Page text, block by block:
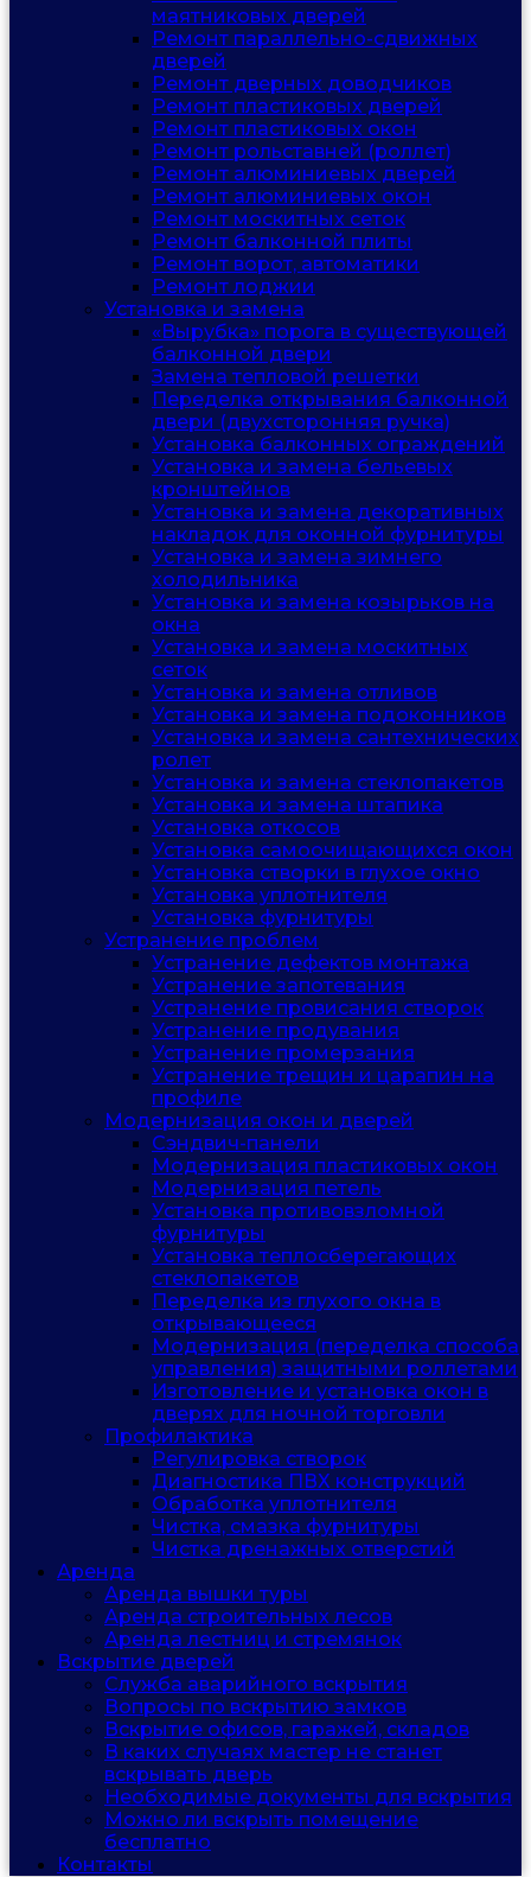
маятниковых дверей
Ремонт параллельно-сдвижных
дверей
Ремонт дверных доводчиков
Ремонт пластиковых дверей
Ремонт пластиковых окон
Ремонт рольставней (роллет)
Ремонт алюминиевых дверей
Ремонт алюминиевых окон
Ремонт москитных сеток
Ремонт балконной плиты
Ремонт ворот, автоматики
Ремонт лоджии
Установка и замена
«Вырубка» порога в существующей
балконной двери
Замена тепловой решетки
Переделка открывания балконной
двери (двухсторонняя ручка)
Установка балконных ограждений
Установка и замена бельевых
кронштейнов
Установка и замена декоративных
накладок для оконной фурнитуры
Установка и замена зимнего
холодильника
Установка и замена козырьков на
окна
Установка и замена москитных
сеток
Установка и замена отливов
Установка и замена подоконников
Установка и замена сантехнических
ролет
Установка и замена стеклопакетов
Установка и замена штапика
Установка откосов
Установка самоочищающихся окон
Установка створки в глухое окно
Установка уплотнителя
Установка фурнитуры
Устранение проблем
Устранение дефектов монтажа
Устранение запотевания
Устранение провисания створок
Устранение продувания
Устранение промерзания
Устранение трещин и царапин на
профиле
Модернизация окон и дверей
Сэндвич-панели
Модернизация пластиковых окон
Модернизация петель
Установка противовзломной
фурнитуры
Установка теплосберегающих
стеклопакетов
Переделка из глухого окна в
открывающееся
Модернизация (переделка способа
управления) защитными роллетами
Изготовление и установка окон в
дверях для ночной торговли
Профилактика
Регулировка створок
Диагностика ПВХ конструкций
Обработка уплотнителя
Чистка, смазка фурнитуры
Чистка дренажных отверстий
Аренда
Аренда вышки туры
Аренда строительных лесов
Аренда лестниц и стремянок
Вскрытие дверей
Служба аварийного вскрытия
Вопросы по вскрытию замков
Вскрытие офисов, гаражей, складов
В каких случаях мастер не станет
вскрывать дверь
Необходимые документы для вскрытия
Можно ли вскрыть помещение
бесплатно
Контакты